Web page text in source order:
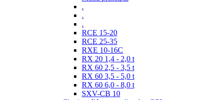
.
.
.
RCE 15-20
RCE 25-35
RXE 10-16C
RX 20 1,4 - 2,0 t
RX 60 2,5 - 3,5 t
RX 60 3,5 - 5,0 t
RX 60 6,0 - 8,0 t
SXV-CB 10